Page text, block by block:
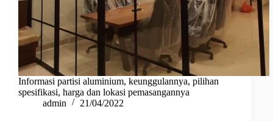
Informasi partisi aluminium, keunggulannya, pilihan
spesifikasi, harga dan lokasi pemasangannya
admin
21/04/2022